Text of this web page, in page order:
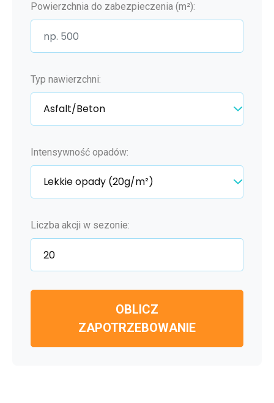
Powierzchnia do zabezpieczenia (m²):
Typ nawierzchni:
Intensywność opadów:
Liczba akcji w sezonie:
OBLICZ
ZAPOTRZEBOWANIE